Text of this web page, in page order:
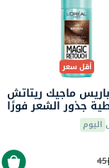
أقل سعر
ماجيك ريتاتش
جذور الشعر فورًا
اليوم
45